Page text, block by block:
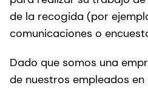
de la recogida (por
comunicaciones o
Dado que somos una
de nuestros empleados